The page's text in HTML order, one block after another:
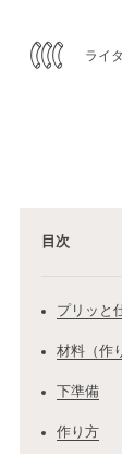
ライ
目次
プリッと
材料（作
下準備
作り方